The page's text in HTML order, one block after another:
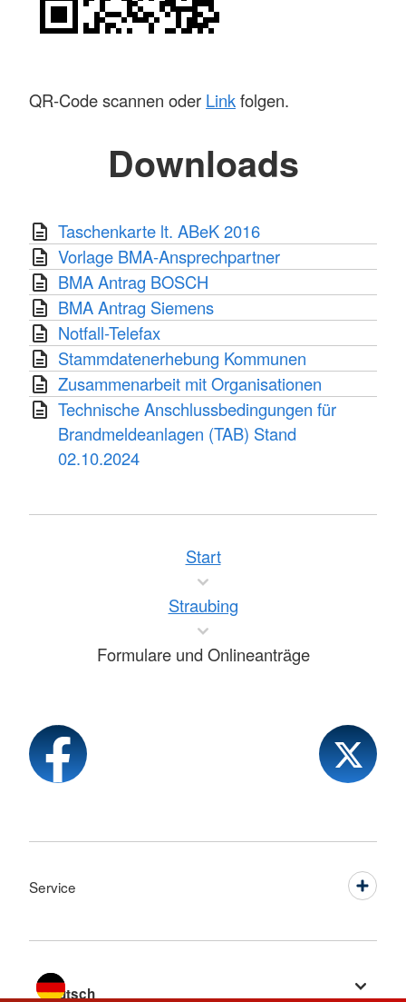
QR-Code scannen oder Linkfolgen.
Downloads
Taschenkarte lt. ABeK 2016
Vorlage BMA-Ansprechpartner
BMA Antrag BOSCH
BMA Antrag Siemens
Notfall-Telefax
Stammdatenerhebung Kommunen
Zusammenarbeit mit Organisationen
Technische Anschlussbedingungen für
Brandmeldeanlagen (TAB) Stand
02.10.2024
Start
Straubing
Formulare und Onlineanträge
Service
Sprache wechseln zu